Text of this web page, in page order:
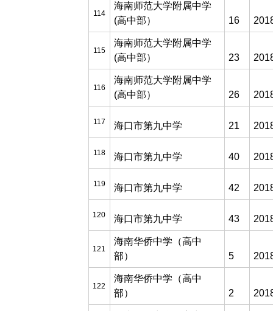
114
海南师范大学附属中学
(高中部）
16
115
海南师范大学附属中学
(高中部）
23
116
海南师范大学附属中学
(高中部）
26
117 海口市第九中学 21
118 海口市第九中学 40
119 海口市第九中学 42
120 海口市第九中学 43
121
海南华侨中学（高中
部）
5
122
海南华侨中学（高中
部）
2